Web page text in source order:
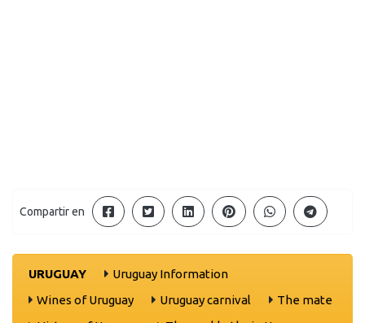
Compartir en
URUGUAY
Uruguay Information
Wines of Uruguay
Uruguay carnival
The mate